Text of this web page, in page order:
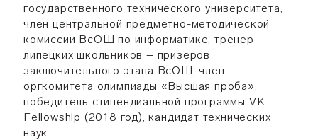
государственного технического университета,
член центральной предметно-методической
комиссии ВсОШ по информатике, тренер
липецких школьников − призеров
заключительного этапа ВсОШ, член
оргкомитета олимпиады «Высшая проба»,
победитель стипендиальной программы VK
Fellowship (2018 год), кандидат технических
наук